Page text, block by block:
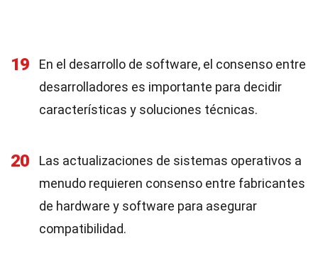
19
En el desarrollo de software, el consenso entre
desarrolladores es importante para decidir
características y soluciones técnicas.
20
Las actualizaciones de sistemas operativos a
menudo requieren consenso entre fabricantes
de hardware y software para asegurar
compatibilidad.